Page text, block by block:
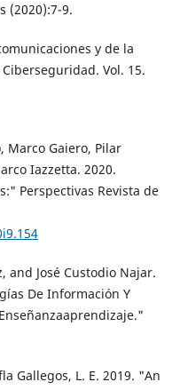
(2020):7-9.
y de la
Vol. 15.
Marco Gaiero, Pilar
Iazzetta. 2020.
Perspectivas Revista de
and José Custodio Najar.
De Información Y
Gallegos, L. E. 2019. "An